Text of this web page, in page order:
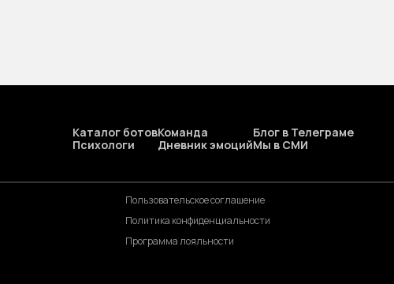
Каталог ботов
Психологи
Команда
Дневник эмоций
Блог в Телеграме
Мы в СМИ
Пользовательское соглашение
Политика конфиденциальности
Программа лояльности